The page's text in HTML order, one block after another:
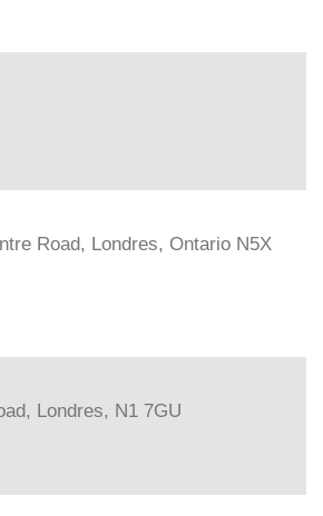
Road, Londres, Ontario N5X
Londres, N1 7GU